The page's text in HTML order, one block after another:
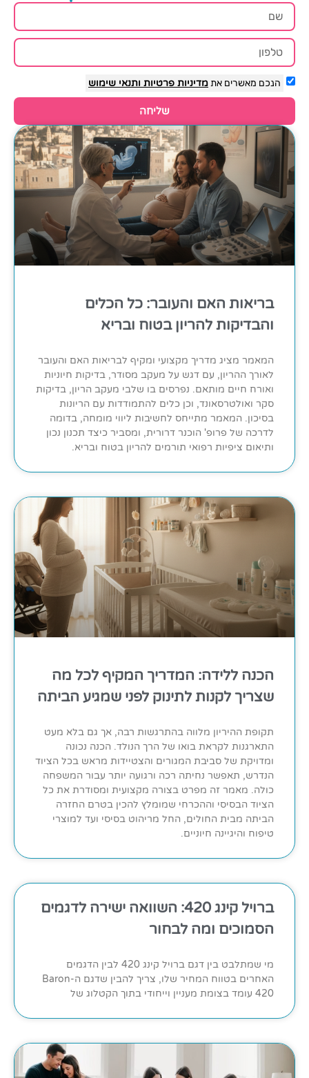
הנכם מאשרים אתמדיניות פרטיות ותנאי שימוש
שליחה
בריאות האם והעובר: כל הכלים
והבדיקות להריון בטוח ובריא
המאמר מציג מדריך מקצועי ומקיף לבריאות האם והעובר
לאורך ההריון, עם דגש על מעקב מסודר, בדיקות חיוניות
ואורח חיים מותאם. נפרסים בו שלבי מעקב הריון, בדיקות
סקר ואולטרסאונד, וכן כלים להתמודדות עם הריונות
בסיכון. המאמר מתייחס לחשיבות ליווי מומחה, בדומה
לדרכה של פרופ' הוכנר דרורית, ומסביר כיצד תכנון נכון
ותיאום ציפיות רפואי תורמים להריון בטוח ובריא.
הכנה ללידה: המדריך המקיף לכל מה
שצריך לקנות לתינוק לפני שמגיע הביתה
תקופת ההיריון מלווה בהתרגשות רבה, אך גם בלא מעט
התארגנות לקראת בואו של הרך הנולד. הכנה נכונה
ומדויקת של סביבת המגורים והצטיידות מראש בכל הציוד
הנדרש, תאפשר נחיתה רכה ורגועה יותר עבור המשפחה
כולה. מאמר זה מפרט בצורה מקצועית ומסודרת את כל
הציוד הבסיסי וההכרחי שמומלץ להכין בטרם החזרה
הביתה מבית החולים, החל מריהוט בסיסי ועד למוצרי
טיפוח והיגיינה חיוניים.
ברויל קינג 420: השוואה ישירה לדגמים
הסמוכים ומה לבחור
מי שמתלבט בין דגם ברויל קינג 420 לבין הדגמים
האחרים בטווח המחיר שלו, צריך להבין שדגם ה-Baron
420 עומד בצומת מעניין וייחודי בתוך הקטלוג של